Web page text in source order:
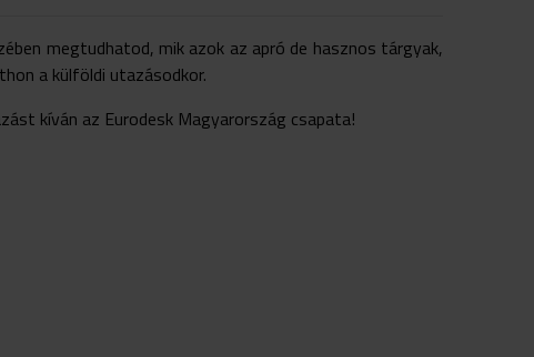
megtudhatod, mik azok az apró de hasznos tárgyak,
a külföldi utazásodkor.
kíván az Eurodesk Magyarország csapata!